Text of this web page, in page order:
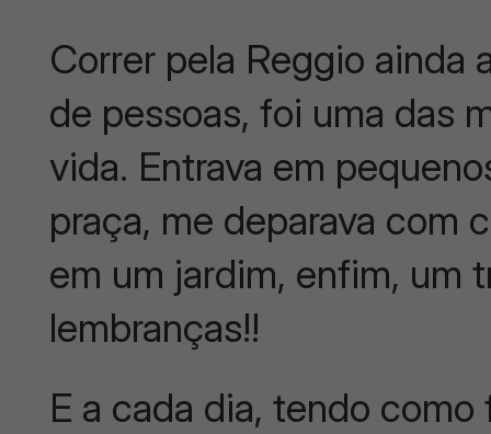
Correr pela Reggio ainda
de pessoas, foi uma das
vida. Entrava em
praça, me deparava com
em um jardim, enfim, um
lembranças!!
E a cada dia, tendo